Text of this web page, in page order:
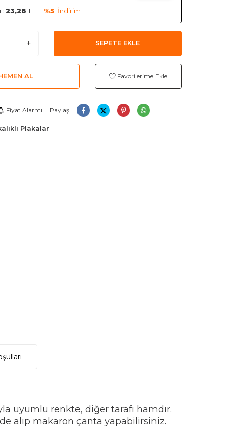
: 23,28TL %5 İndirim
SEPETE EKLE
AL Favorilerime Ekle
Fiyat Alarmı Paylaş
Plakalar
uyumlu renkte, diğer tarafı hamdır.
alıp makaron çanta yapabilirsiniz.